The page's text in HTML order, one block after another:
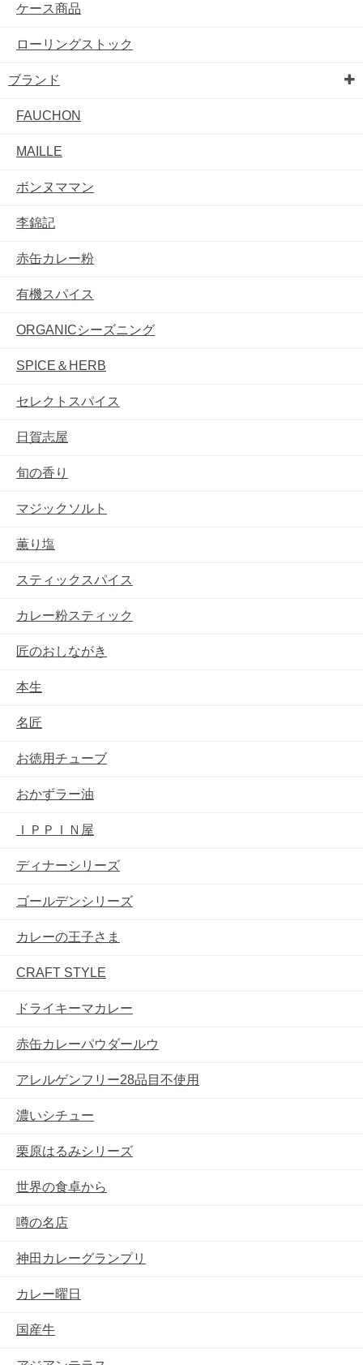
ケース商品
ローリングストック
ブランド
FAUCHON
MAILLE
ボンヌママン
李錦記
赤缶カレー粉
有機スパイス
ORGANICシーズニング
SPICE＆HERB
セレクトスパイス
日賀志屋
旬の香り
マジックソルト
薫り塩
スティックスパイス
カレー粉スティック
匠のおしながき
本生
名匠
お徳用チューブ
おかずラー油
ＩＰＰＩＮ屋
ディナーシリーズ
ゴールデンシリーズ
カレーの王子さま
CRAFT STYLE
ドライキーマカレー
赤缶カレーパウダールウ
アレルゲンフリー28品目不使用
濃いシチュー
栗原はるみシリーズ
世界の食卓から
噂の名店
神田カレーグランプリ
カレー曜日
国産牛